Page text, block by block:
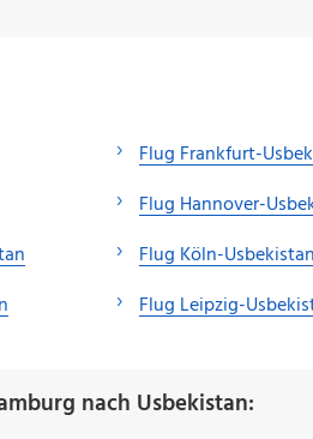
Flug Frankfurt-
Flug Hannover-
Flug Köln-Usbekistan
Flug Leipzig-
nach Usbekistan: